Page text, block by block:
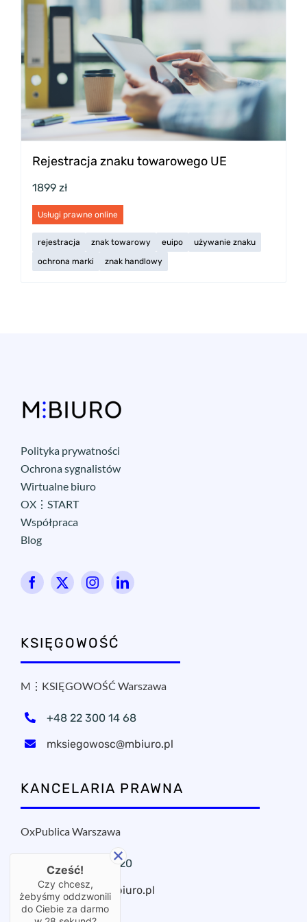
Rejestracja znaku towarowego UE
1899 zł
Usługi prawne online
rejestracja znak towarowy euipo
używanie znaku
ochrona marki
znak handlowy
Polityka prywatności
Ochrona sygnalistów
Wirtualne biuro
OX⋮START
Współpraca
Blog
KSIĘGOWOŚĆ
M⋮KSIĘGOWOŚĆ Warszawa
+48 22 300 14 68
mksiegowosc@mbiuro.pl
KANCELARIA PRAWNA
OxPublica Warszawa
+48 22 295 11 20
oxpublica@mbiuro.pl
Cześć!
Czy chcesz,
żebyśmy oddzwonili
do Ciebie za darmo